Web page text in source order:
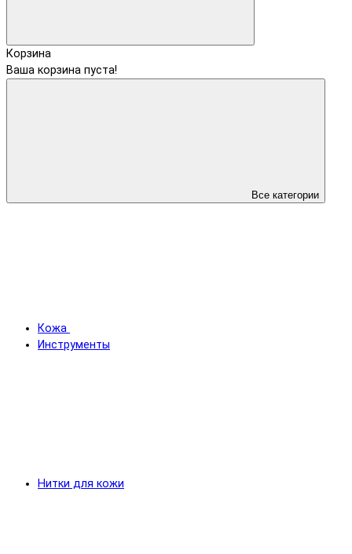
Корзина
Ваша корзина пуста!
Все категории
Кожа
Инструменты
Нитки для кожи